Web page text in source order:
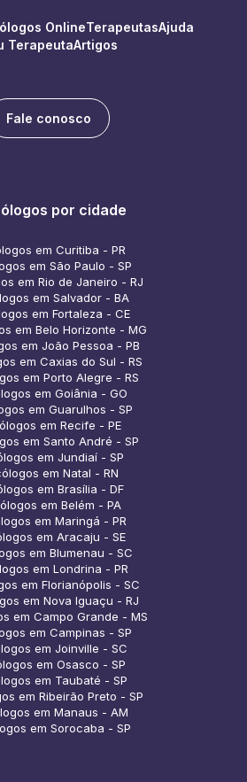
OnlineTerapeutasAjuda
TerapeutaArtigos
Fale conosco
por cidade
em Curitiba - PR
em São Paulo - SP
em Rio de Janeiro - RJ
em Salvador - BA
em Fortaleza - CE
em Belo Horizonte - MG
em João Pessoa - PB
em Caxias do Sul - RS
em Porto Alegre - RS
em Goiânia - GO
em Guarulhos - SP
em Recife - PE
em Santo André - SP
em Jundiaí - SP
em Natal - RN
em Brasília - DF
em Belém - PA
em Maringá - PR
em Aracaju - SE
em Blumenau - SC
em Londrina - PR
em Florianópolis - SC
em Nova Iguaçu - RJ
em Campo Grande - MS
em Campinas - SP
em Joinville - SC
em Osasco - SP
em Taubaté - SP
em Ribeirão Preto - SP
em Manaus - AM
em Sorocaba - SP